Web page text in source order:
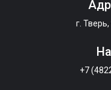
г.
+7